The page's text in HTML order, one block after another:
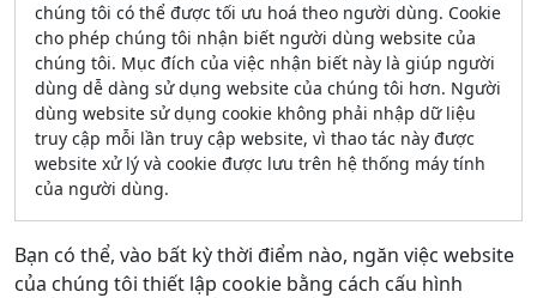
chúng tôi có thể được tối ưu hoá theo người dùng. Cookie
cho phép chúng tôi nhận biết người dùng website của
chúng tôi. Mục đích của việc nhận biết này là giúp người
dùng dễ dàng sử dụng website của chúng tôi hơn. Người
dùng website sử dụng cookie không phải nhập dữ liệu
truy cập mỗi lần truy cập website, vì thao tác này được
website xử lý và cookie được lưu trên hệ thống máy tính
của người dùng.
Bạn có thể, vào bất kỳ thời điểm nào, ngăn việc website
của chúng tôi thiết lập cookie bằng cách cấu hình